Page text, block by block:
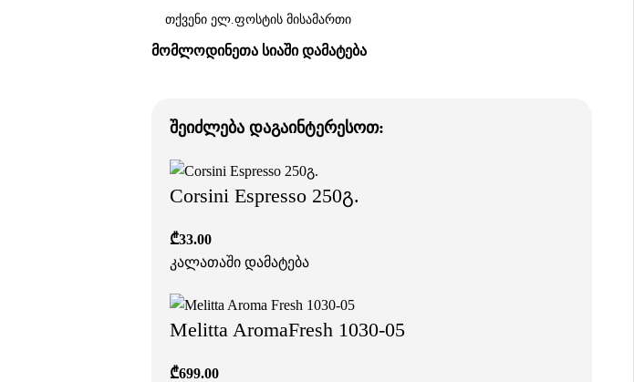
ᲛᲝᲛᲚᲝᲓᲘᲜᲔᲗᲐ ᲡᲘᲐᲨᲘ ᲓᲐᲛᲐᲢᲔᲑᲐ
შეიძლება დაგაინტერესოთ:
Corsini Espresso 250გ.
₾33.00
კალათაში დამატება
Melitta AromaFresh 1030-05
₾699.00